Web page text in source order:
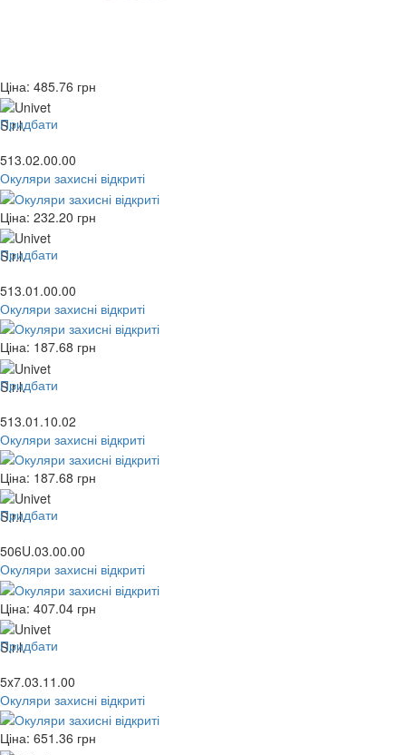
Ціна: 485.76 грн
Придбати
513.02.00.00
Окуляри захисні відкриті
Ціна: 232.20 грн
Придбати
513.01.00.00
Окуляри захисні відкриті
Ціна: 187.68 грн
Придбати
513.01.10.02
Окуляри захисні відкриті
Ціна: 187.68 грн
Придбати
506U.03.00.00
Окуляри захисні відкриті
Ціна: 407.04 грн
Придбати
5x7.03.11.00
Окуляри захисні відкриті
Ціна: 651.36 грн